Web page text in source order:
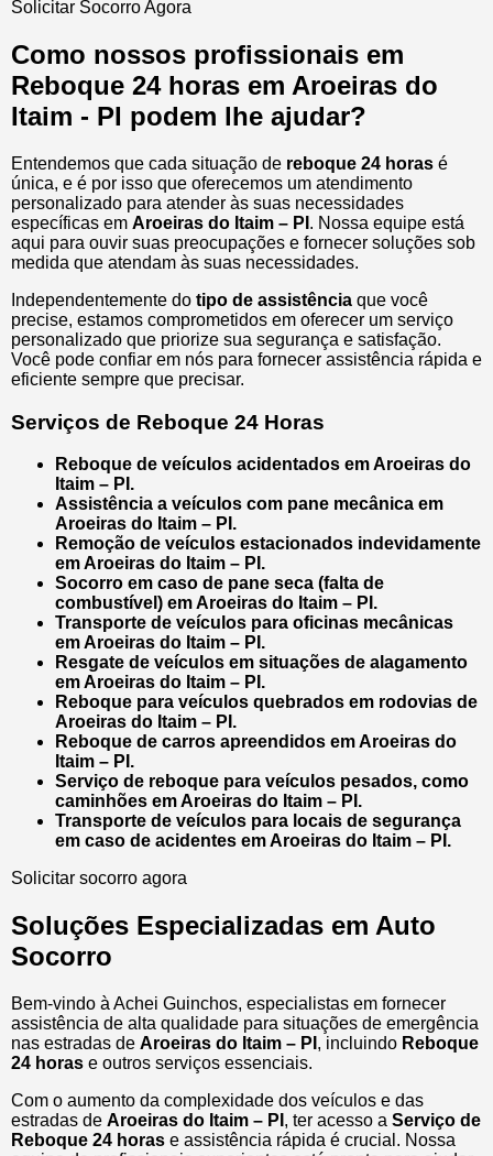
Solicitar Socorro Agora
Como nossos profissionais em
Reboque 24 horas em Aroeiras do
Itaim - PI podem lhe ajudar?
Entendemos que cada situação de reboque 24 horas é
única, e é por isso que oferecemos um atendimento
personalizado para atender às suas necessidades
específicas em Aroeiras do Itaim – PI . Nossa equipe está
aqui para ouvir suas preocupações e fornecer soluções sob
medida que atendam às suas necessidades.
Independentemente do tipo de assistência que você
precise, estamos comprometidos em oferecer um serviço
personalizado que priorize sua segurança e satisfação.
Você pode confiar em nós para fornecer assistência rápida e
eficiente sempre que precisar.
Serviços de Reboque 24 Horas
Reboque de veículos acidentados em Aroeiras do
Itaim – PI.
Assistência a veículos com pane mecânica em
Aroeiras do Itaim – PI.
Remoção de veículos estacionados indevidamente
em Aroeiras do Itaim – PI.
Socorro em caso de pane seca (falta de
combustível) em Aroeiras do Itaim – PI.
Transporte de veículos para oficinas mecânicas
em Aroeiras do Itaim – PI.
Resgate de veículos em situações de alagamento
em Aroeiras do Itaim – PI.
Reboque para veículos quebrados em rodovias de
Aroeiras do Itaim – PI.
Reboque de carros apreendidos em Aroeiras do
Itaim – PI.
Serviço de reboque para veículos pesados, como
caminhões em Aroeiras do Itaim – PI.
Transporte de veículos para locais de segurança
em caso de acidentes em Aroeiras do Itaim – PI.
Solicitar socorro agora
Soluções Especializadas em Auto
Socorro
Bem-vindo à Achei Guinchos, especialistas em fornecer
assistência de alta qualidade para situações de emergência
nas estradas de Aroeiras do Itaim – PI , incluindo Reboque
24 horas e outros serviços essenciais.
Com o aumento da complexidade dos veículos e das
estradas de Aroeiras do Itaim – PI , ter acesso a Serviço de
Reboque 24 horas e assistência rápida é crucial. Nossa